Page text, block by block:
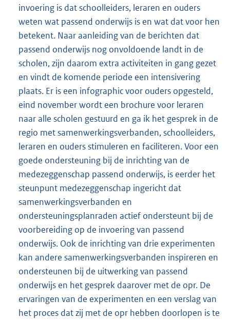
invoering is dat schoolleiders, leraren en ouders
weten wat passend onderwijs is en wat dat voor hen
betekent. Naar aanleiding van de berichten dat
passend onderwijs nog onvoldoende landt in de
scholen, zijn daarom extra activiteiten in gang gezet
en vindt de komende periode een intensivering
plaats. Er is een infographic voor ouders opgesteld,
eind november wordt een brochure voor leraren
naar alle scholen gestuurd en ga ik het gesprek in de
regio met samenwerkingsverbanden, schoolleiders,
leraren en ouders stimuleren en faciliteren. Voor een
goede ondersteuning bij de inrichting van de
medezeggenschap passend onderwijs, is eerder het
steunpunt medezeggenschap ingericht dat
samenwerkingsverbanden en
ondersteuningsplanraden actief ondersteunt bij de
voorbereiding op de invoering van passend
onderwijs. Ook de inrichting van drie experimenten
kan andere samenwerkingsverbanden inspireren en
ondersteunen bij de uitwerking van passend
onderwijs en het gesprek daarover met de opr. De
ervaringen van de experimenten en een verslag van
het proces dat zij met de opr hebben doorlopen is te